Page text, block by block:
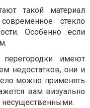
такой материал
стекло
Особенно если
имеют
недостатков, они и
можно применять
вам визуально
несущественными.